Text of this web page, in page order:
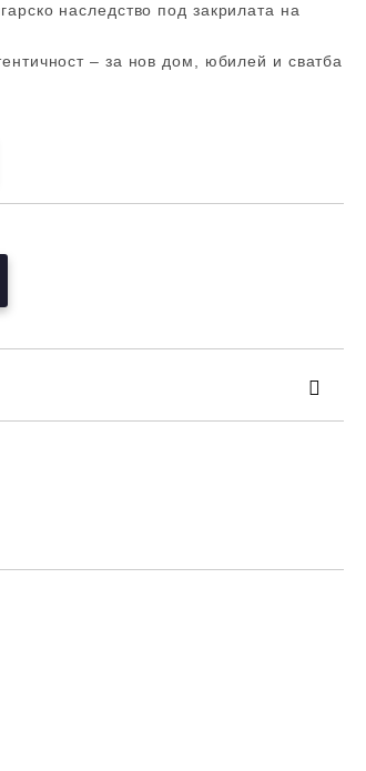
наследство под закрилата на
– за нов дом, юбилей и сватба